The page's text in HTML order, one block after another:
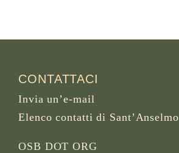
CONTATTACI
Invia un’e-mail
Elenco contatti di Sant’Anselmo
OSB DOT ORG